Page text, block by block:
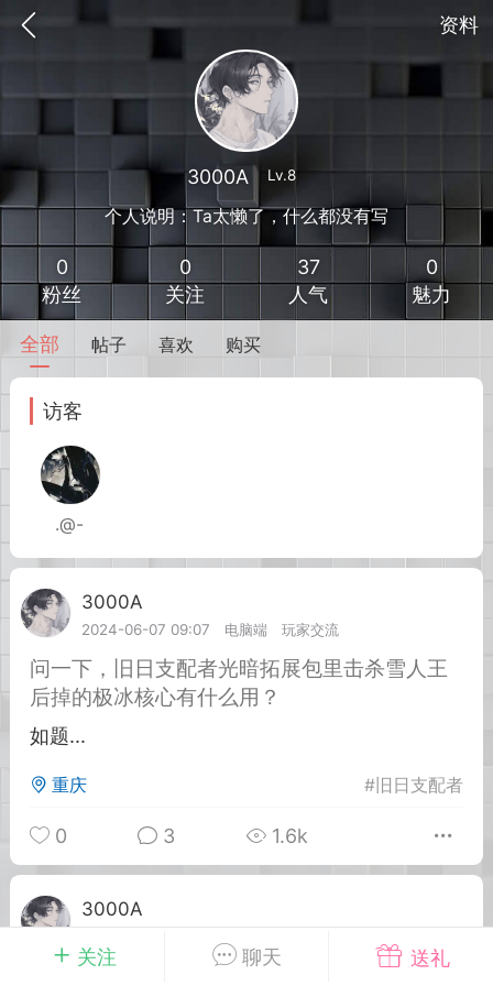
资料
我的钱包 道具 排行榜
MOD下载
大人
02-10 15:45
卖挂
禁止发布联机可用的作弊模组，
作弊模组的发布规范近期收到一些信息
环境，中文网特此发布以下声明，规范
模组的发布行为：1. *...
72 2.21w
大人
Lv.8
关注 聊天 送礼
3000A Lv.8
个人说明：Ta太懒了，什么都没有写
0
粉丝
0
关注
37
人气
0
魅力
全部 帖子 喜欢 购买
访客
.@-
3000A
2024-06-07 09:07
电脑端 玩家交流
问一下，旧日支配者光暗拓展包里击杀雪人王
后掉的极冰核心有什么用？
如题...
重庆 # 旧日支配者
0 3 1.6k
3000A
请问大佬们想要修改武器弹药堆叠上限怎么